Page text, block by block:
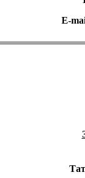
E-